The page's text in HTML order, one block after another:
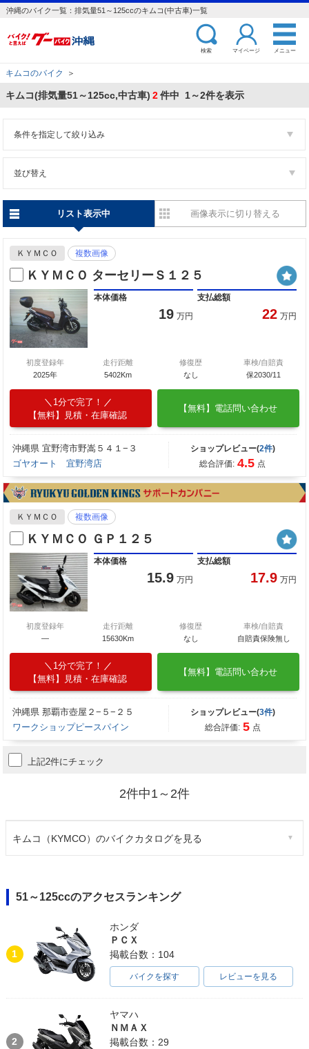
沖縄のバイク一覧：排気量51～125ccのキムコ(中古車)一覧
検索 マイページ メニュー
キムコのバイク ＞
キムコ(排気量51～125cc,中古車) 2件中 1～2件を表示
条件を指定して絞り込み
並び替え
リスト表示中 画像表示に切り替える
ＫＹＭＣＯ 複数画像
ＫＹＭＣＯ ターセリーＳ１２５
本体価格
19 万円
支払総額
22 万円
初度登録年
2025年
走行距離
5402Km
修復歴
なし
車検/自賠責
保2030/11
1分で完了！
【無料】見積・在庫確認
【無料】電話問い合わせ
沖縄県 宜野湾市野嵩５４１−３
ゴヤオート 宜野湾店
ショップレビュー(2件)
総合評価: 4.5 点
ＫＹＭＣＯ 複数画像
ＫＹＭＣＯ ＧＰ１２５
本体価格
15.9 万円
支払総額
17.9 万円
初度登録年
―
走行距離
15630Km
修復歴
なし
車検/自賠責
自賠責保険無し
1分で完了！
【無料】見積・在庫確認
【無料】電話問い合わせ
沖縄県 那覇市壺屋２−５−２５
ワークショップピースパイン
ショップレビュー(3件)
総合評価: 5 点
上記2件にチェック
2件中1～2件
キムコ（KYMCO）のバイクカタログを見る
51～125ccのアクセスランキング
1
ホンダ
ＰＣＸ
掲載台数：104
バイクを探す レビューを見る
2
ヤマハ
ＮＭＡＸ
掲載台数：29